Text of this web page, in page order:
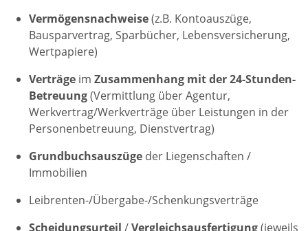
Vermögensnachweise(z.B. Kontoauszüge,
Bausparvertrag, Sparbücher, Lebensversicherung,
Wertpapiere)
Verträge im Zusammenhang mit der 24-Stunden-
Betreuung(Vermittlung über Agentur,
Werkvertrag/Werkverträge über Leistungen in der
Personenbetreuung, Dienstvertrag)
Grundbuchsauszüge der Liegenschaften /
Immobilien
Leibrenten-/Übergabe-/Schenkungsverträge
Scheidungsurteil /Vergleichsausfertigung(jeweils